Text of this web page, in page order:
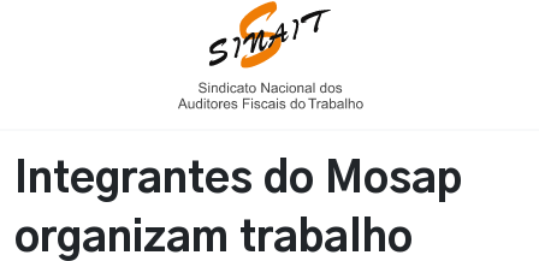
Integrantes do Mosap
organizam trabalho